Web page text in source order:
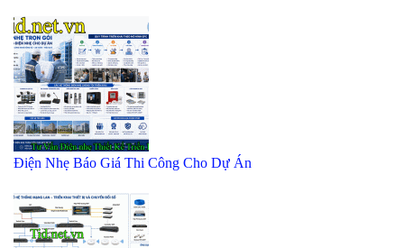
Điện Nhẹ Báo Giá Thi Công Cho Dự Án